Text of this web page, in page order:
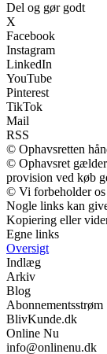
Del og gør godt
X
Facebook
Instagram
LinkedIn
YouTube
Pinterest
TikTok
Mail
RSS
© Ophavsretten
© Ophavsret
provision ved køb
© Vi forbeholder os
Nogle links kan
Kopiering eller
Egne links
Oversigt
Indlæg
Arkiv
Blog
Abonnementsstrøm
BlivKunde.dk
Online Nu
info@onlinenu.dk